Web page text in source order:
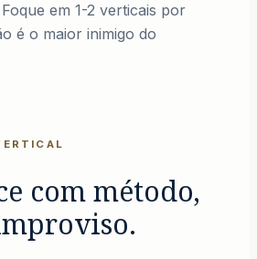
Foque em 1-2 verticais por
é o maior inimigo do
com método,